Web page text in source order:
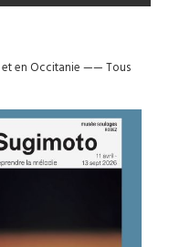
en Occitanie——Tous